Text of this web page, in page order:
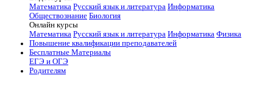
Математика Русский язык и литература Информатика
Обществознание Биология
Онлайн курсы
Математика Русский язык и литература Информатика Физика
Повышение квалификации преподавателей
Бесплатные Материалы
ЕГЭ и ОГЭ
Родителям